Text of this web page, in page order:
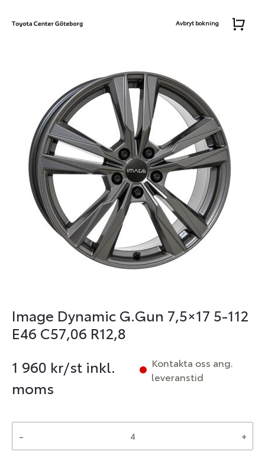
Avbryt bokning
Image Dynamic G.Gun 7,5×17 5-112
E46 C57,06 R12,8
1 960 kr/st inkl.
moms
Kontakta oss ang.
leveranstid
- +